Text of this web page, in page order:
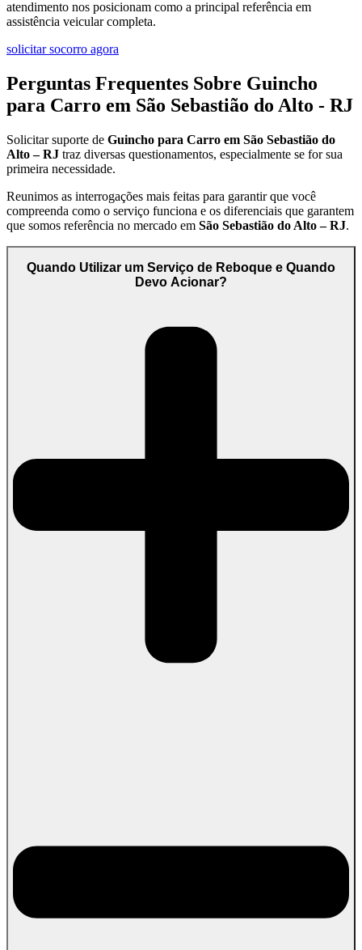
atendimento nos posicionam como a principal referência em
assistência veicular completa.
solicitar socorro agora
Perguntas Frequentes Sobre Guincho
para Carro em São Sebastião do Alto - RJ
Solicitar suporte de Guincho para Carro em São Sebastião do
Alto – RJ traz diversas questionamentos, especialmente se for sua
primeira necessidade.
Reunimos as interrogações mais feitas para garantir que você
compreenda como o serviço funciona e os diferenciais que garantem
que somos referência no mercado em São Sebastião do Alto – RJ.
Quando Utilizar um Serviço de Reboque e Quando
Devo Acionar?